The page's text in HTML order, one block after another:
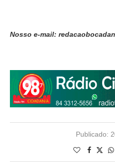
Nosso e-mail:
Publicado: